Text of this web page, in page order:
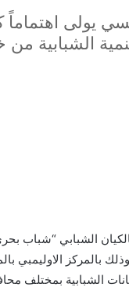
يولى اهتماماً
الشبابية
الشبابي “شباب
وذلك بالمركز
الشبابية بمختلف